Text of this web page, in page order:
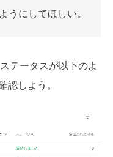
うにしてほしい。
テータスが以下のよ
認しよう。